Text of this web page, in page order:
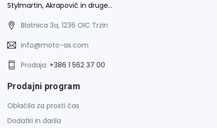
Stylmartin, Akrapovič in druge…
Blatnica 3a, 1236 OIC Trzin
info@moto-as.com
Prodaja: +386 1 562 37 00
Prodajni program
Oblačila za prosti čas
Dodatki in darila